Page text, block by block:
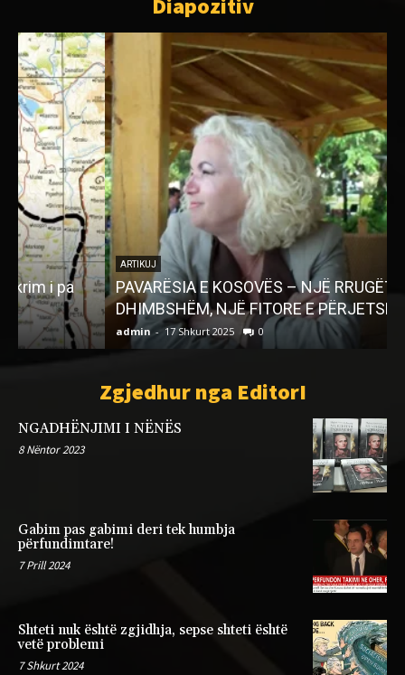
Diapozitiv
ARTIKUJ
PAVARËSIA E KOSOVËS – NJË RRUGËTIM I
DHIMBSHËM, NJË FITORE E PËRJETSHME
admin - 17 Shkurt 2025 0
Zgjedhur nga EditorI
NGADHËNJIMI I NËNËS
8 Nëntor 2023
Gabim pas gabimi deri tek humbja
përfundimtare!
7 Prill 2024
Shteti nuk është zgjidhja, sepse shteti është
vetë problemi
7 Shkurt 2024